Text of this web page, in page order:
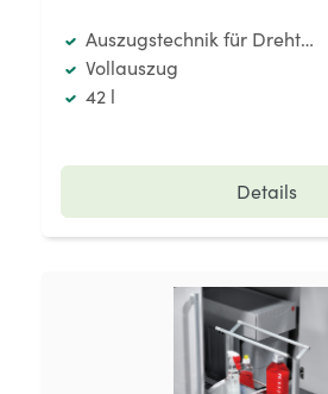
Auszugstechnik für Drehtüren
Vollauszug
42 l
Details